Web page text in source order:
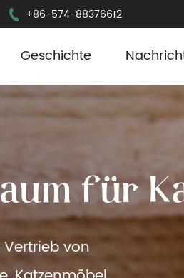
+86-574-88376612
Geschichte
aum für K
von